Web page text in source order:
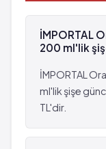
İMPORTAL
200 ml'lik
İMPORTAL
ml'lik şişe
TL'dir.